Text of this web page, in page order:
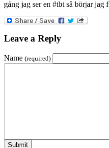
gång jag ser en #tbt så börjar jag
Leave a Reply
Name (required)